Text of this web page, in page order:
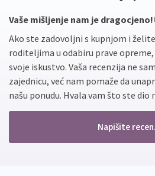
Vaše mišljenje nam je dragocjeno!
Ako ste zadovoljni s kupnjom i
roditeljima u odabiru prave
svoje iskustvo. Vaša recenzija ne
zajednicu, već nam pomaže da
našu ponudu. Hvala vam što ste dio
Napišite